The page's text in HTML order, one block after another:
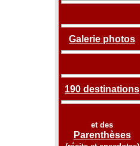
Galerie photos
190 destinations
et des
Parenthèses